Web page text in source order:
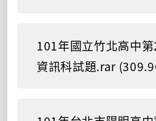
101年國立竹北高中
資訊科試題.rar